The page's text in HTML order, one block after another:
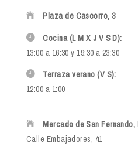
Plaza de Cascorro, 3
Cocina (L M X J V S D):
13:00 a 16:30 y 19:30 a 23:30
Terraza verano (V S):
12:00 a 1:00
Mercado de San Fernando,
Calle Embajadores, 41